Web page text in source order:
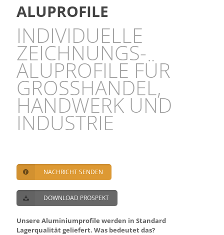
ALUPROFILE
INDIVIDUELLE
ZEICHNUNGS-
ALUPROFILE FÜR
GROSSHANDEL,
HANDWERK UND
INDUSTRIE
NACHRICHT SENDEN
DOWNLOAD PROSPEKT
Unsere Aluminiumprofile werden in Standard
Lagerqualität geliefert. Was bedeutet das?